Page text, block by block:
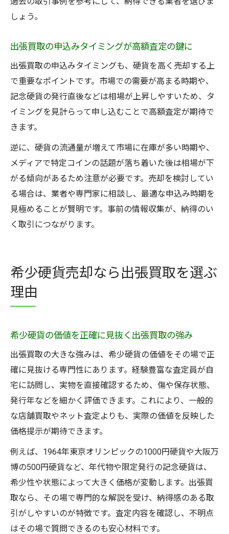
しょう。
出張買取の申込みタイミングが高額査定の鍵に
出張買取の申込みタイミングも、硬貨を高く売却する上
で重要なポイントです。市場での需要が高まる時期や、
記念硬貨の発行直後などは相場が上昇しやすいため、タ
イミングを見計らって申し込むことで高額査定が期待で
きます。
逆に、硬貨の流通量が増えて市場に在庫が多い時期や、
メディアで特定コインの話題が落ち着いた後は相場が下
がる傾向があるため注意が必要です。売却を検討してい
る場合は、業者や専門家に相談し、最適な申込み時期を
見極めることが賢明です。事前の情報収集が、納得のい
く取引につながります。
希少硬貨売却なら出張買取を選ぶ
理由
希少硬貨の価値を正確に見抜く出張買取の強み
出張買取の大きな強みは、希少硬貨の価値をその場で正
確に見抜ける専門性にあります。経験豊富な査定員が自
宅に訪問し、実物を直接確認するため、傷や保存状態、
発行年などを細かく評価できます。これにより、一般的
な店舗買取やネット査定よりも、実際の価値を反映した
価格提示が期待できます。
例えば、1964年東京オリンピックの1000円硬貨や大阪万
博の500円硬貨など、年代物や限定発行の記念硬貨は、
希少性や状態によって大きく価格が変動します。出張買
取なら、その場で専門的な解説を受け、納得感のある取
引がしやすいのが特徴です。査定内容を確認し、不明点
はその場で質問できるのも安心材料です。